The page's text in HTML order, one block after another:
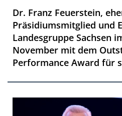
Dr. Franz Feuerstein,
Präsidiumsmitglied und
Landesgruppe Sachsen
November mit dem
Performance Award für